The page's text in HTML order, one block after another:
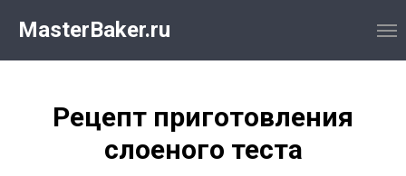
MasterBaker.ru
Рецепт приготовления
слоеного теста